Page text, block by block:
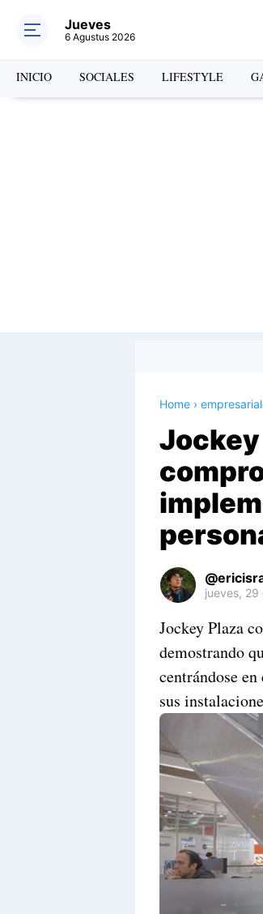
Jueves
6 Agustus 2026
INICIO SOCIALES LIFESTYLE
Home ›
jueves,
Premium
Raushan
Design
Shroff
Templates
Jockey Plaza
demostrando
centrándose
sus